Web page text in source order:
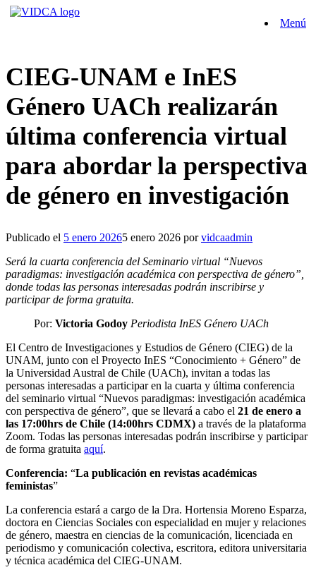
Saltar
Menú
CIEG-UNAM e InES
Género UACh realizarán
última conferencia virtual
para abordar la perspectiva
de género en investigación
Publicado el 5 enero 20265 enero 2026 porvidcaadmin
Será la cuarta conferencia del Seminario virtual “Nuevos
paradigmas: investigación académica con perspectiva de género”,
donde todas las personas interesadas podrán inscribirse y
participar de forma gratuita.
Por: Victoria Godoy Periodista InES Género UACh
El Centro de Investigaciones y Estudios de Género (CIEG) de la
UNAM, junto con el Proyecto InES “Conocimiento + Género” de
la Universidad Austral de Chile (UACh), invitan a todas las
personas interesadas a participar en la cuarta y última conferencia
del seminario virtual “Nuevos paradigmas: investigación académica
con perspectiva de género”, que se llevará a cabo el 21 de enero a
las 17:00hrs de Chile (14:00hrs CDMX) a través de la plataforma
Zoom. Todas las personas interesadas podrán inscribirse y participar
de forma gratuita aquí.
Conferencia: “La publicación en revistas académicas
feministas”
La conferencia estará a cargo de la Dra. Hortensia Moreno Esparza,
doctora en Ciencias Sociales con especialidad en mujer y relaciones
de género, maestra en ciencias de la comunicación, licenciada en
periodismo y comunicación colectiva, escritora, editora universitaria
y técnica académica del CIEG-UNAM.